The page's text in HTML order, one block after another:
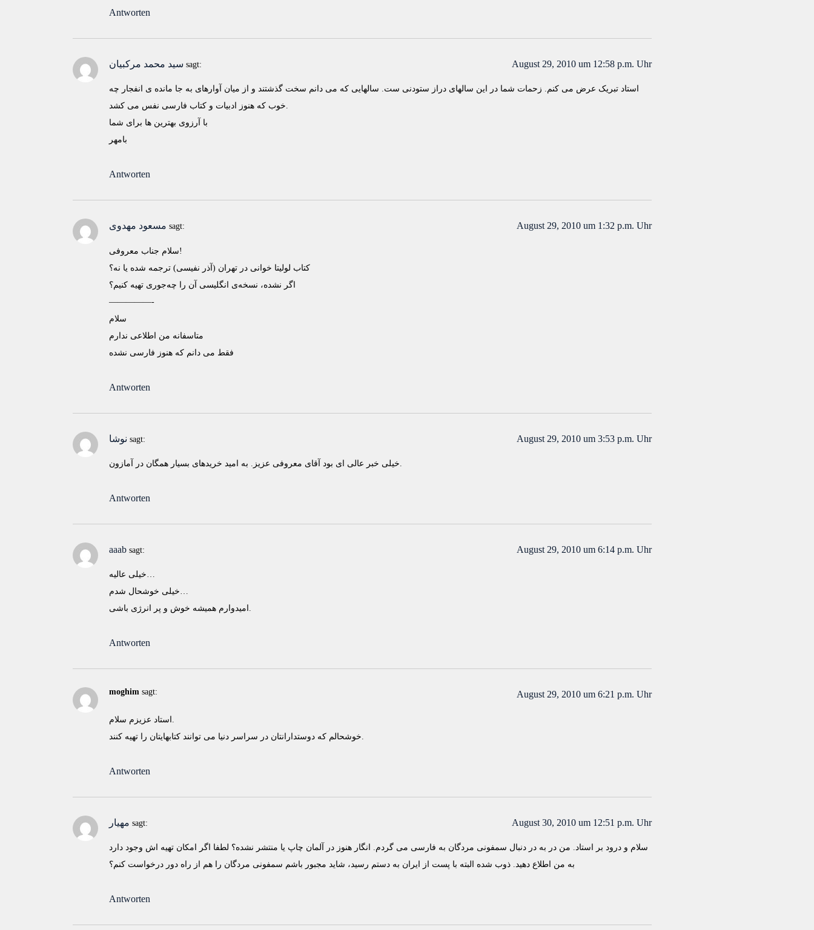
Antworten
سید محمد مرکبیان sagt: August 29, 2010 um 12:58 p.m. Uhr
استاد تبریک عرض می کنم. زحمات شما در این سالهای دراز ستودنی ست. سالهایی که می دانم سخت گذشتند و از میان آوارهای به جا مانده ی انفجار چه
خوب که هنوز ادبیات و کتاب فارسی نفس می کشد.
با آرزوی بهترین ها برای شما
بامهر
Antworten
مسعود مهدوی sagt: August 29, 2010 um 1:32 p.m. Uhr
سلام جناب معروفی!
کتاب لولیتا خوانی در تهران (آذر نفیسی) ترجمه شده یا نه؟
اگر نشده، نسخه‌ی انگلیسی آن را چه‌جوری تهیه کنیم؟
—————-
سلام
متاسفانه من اطلاعی ندارم
فقط می دانم که هنوز فارسی نشده
Antworten
نوشا sagt: August 29, 2010 um 3:53 p.m. Uhr
Antworten
aaab sagt: August 29, 2010 um 6:14 p.m. Uhr
خیلی عالیه…
خیلی خوشحال شدم…
امیدوارم همیشه خوش و پر انرژی باشی.
Antworten
moghim sagt: August 29, 2010 um 6:21 p.m. Uhr
Antworten
مهیار sagt: August 30, 2010 um 12:51 p.m. Uhr
سلام و درود بر استاد. من در به در دنبال سمفونی مردگان به فارسی می گردم. انگار هنوز در آلمان چاپ یا منتشر نشده؟ لطفا اگر امکان تهیه اش وجود دارد
به من اطلاع دهید. ذوب شده البته با پست از ایران به دستم رسید، شاید مجبور باشم سمفونی مردگان را هم از راه دور درخواست کنم؟
Antworten